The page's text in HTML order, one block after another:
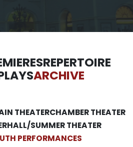
REPERTOIRE
ARCHIVE
THEATERCHAMBER THEATER
HALL/SUMMER THEATER
PERFORMANCES